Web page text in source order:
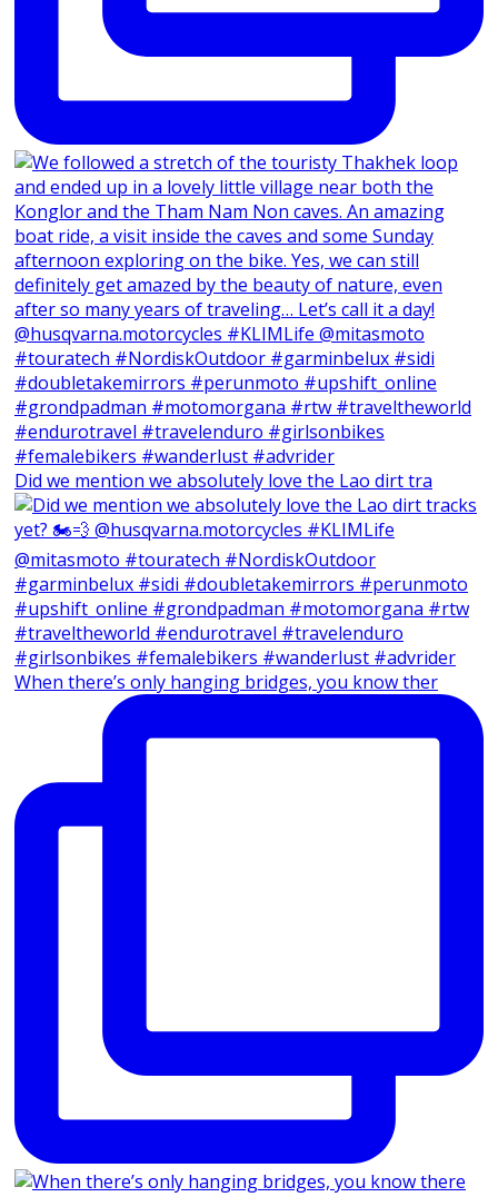
Did we mention we absolutely love the Lao dirt tra
When there’s only hanging bridges, you know ther